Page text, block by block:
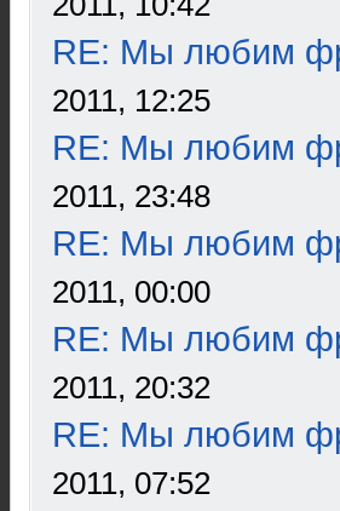
RE: Мы любим
2011, 12:25
RE: Мы любим
2011, 23:48
RE: Мы любим
2011, 00:00
RE: Мы любим
2011, 20:32
RE: Мы любим
2011, 07:52